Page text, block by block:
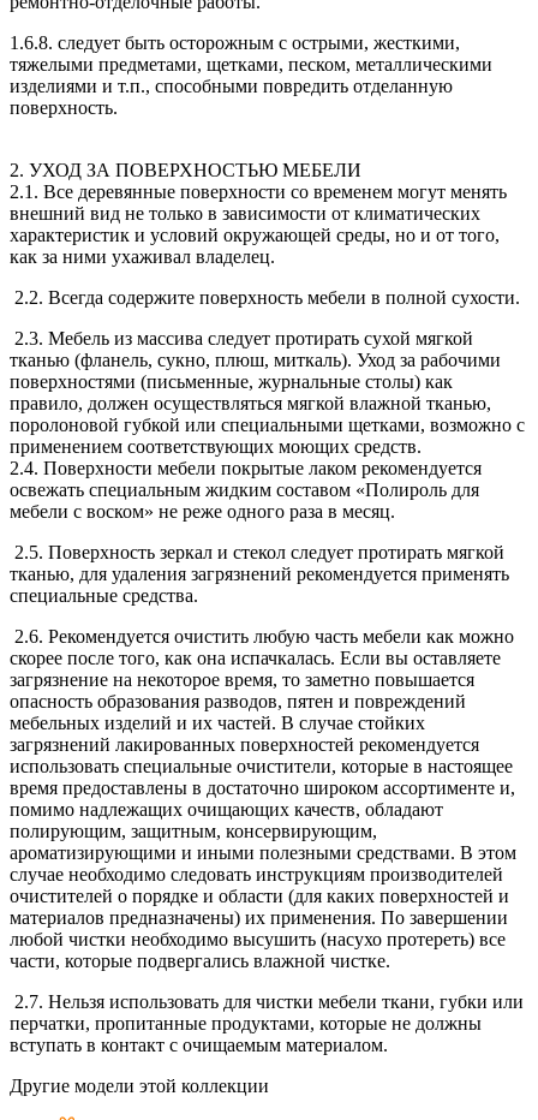
1.6.8. следует быть осторожным с острыми, жесткими,
тяжелыми предметами, щетками, песком, металлическими
изделиями и т.п., способными повредить отделанную
поверхность.
2. УХОД ЗА ПОВЕРХНОСТЬЮ МЕБЕЛИ
2.1. Все деревянные поверхности со временем могут менять
внешний вид не только в зависимости от климатических
характеристик и условий окружающей среды, но и от того,
как за ними ухаживал владелец.
2.2. Всегда содержите поверхность мебели в полной сухости.
2.3. Мебель из массива следует протирать сухой мягкой
тканью (фланель, сукно, плюш, миткаль). Уход за рабочими
поверхностями (письменные, журнальные столы) как
правило, должен осуществляться мягкой влажной тканью,
поролоновой губкой или специальными щетками, возможно с
применением соответствующих моющих средств.
2.4. Поверхности мебели покрытые лаком рекомендуется
освежать специальным жидким составом «Полироль для
мебели с воском» не реже одного раза в месяц.
2.5. Поверхность зеркал и стекол следует протирать мягкой
тканью, для удаления загрязнений рекомендуется применять
специальные средства.
2.6. Рекомендуется очистить любую часть мебели как можно
скорее после того, как она испачкалась. Если вы оставляете
загрязнение на некоторое время, то заметно повышается
опасность образования разводов, пятен и повреждений
мебельных изделий и их частей. В случае стойких
загрязнений лакированных поверхностей рекомендуется
использовать специальные очистители, которые в настоящее
время предоставлены в достаточно широком ассортименте и,
помимо надлежащих очищающих качеств, обладают
полирующим, защитным, консервирующим,
ароматизирующими и иными полезными средствами. В этом
случае необходимо следовать инструкциям производителей
очистителей о порядке и области (для каких поверхностей и
материалов предназначены) их применения. По завершении
любой чистки необходимо высушить (насухо протереть) все
части, которые подвергались влажной чистке.
2.7. Нельзя использовать для чистки мебели ткани, губки или
перчатки, пропитанные продуктами, которые не должны
вступать в контакт с очищаемым материалом.
Другие модели этой коллекции